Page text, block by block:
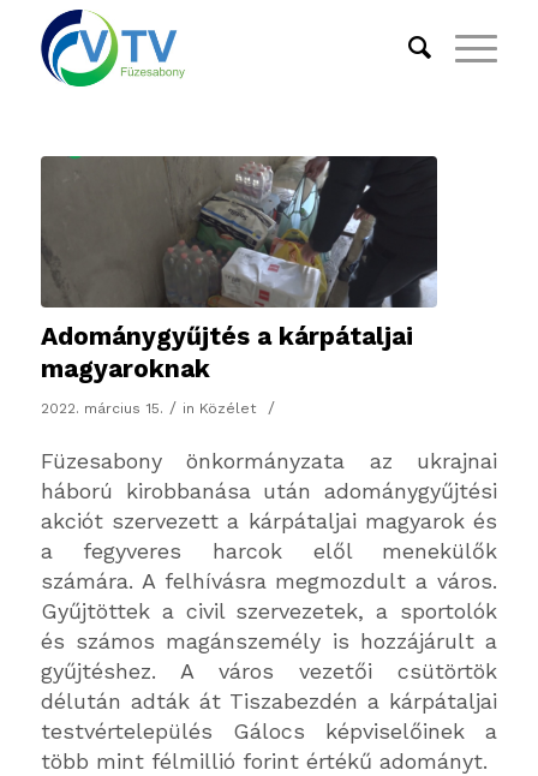
Adománygyűjtés a kárpátaljai
magyaroknak
2022. március 15. / in Közélet /
Füzesabony önkormányzata az ukrajnai
háború kirobbanása után adománygyűjtési
akciót szervezett a kárpátaljai magyarok és
a fegyveres harcok elől menekülők
számára. A felhívásra megmozdult a város.
Gyűjtöttek a civil szervezetek, a sportolók
és számos magánszemély is hozzájárult a
gyűjtéshez. A város vezetői csütörtök
délután adták át Tiszabezdén a kárpátaljai
testvértelepülés Gálocs képviselőinek a
több mint félmillió forint értékű adományt.